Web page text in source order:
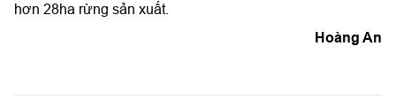
hơn 28ha rừng sản xuất.
Hoàng An